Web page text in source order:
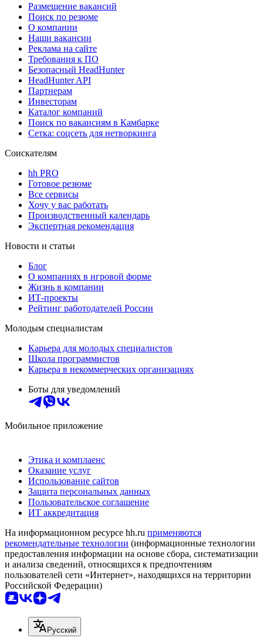
Размещение вакансий
Поиск по резюме
О компании
Наши вакансии
Реклама на сайте
Требования к ПО
Безопасный HeadHunter
HeadHunter API
Партнерам
Инвесторам
Каталог компаний
Поиск по вакансиям в Камбарке
Сетка: соцсеть для нетворкинга
Соискателям
hh PRO
Готовое резюме
Все сервисы
Хочу у вас работать
Производственный календарь
Экспертная рекомендация
Новости и статьи
Блог
О компаниях в игровой форме
Жизнь в компании
ИТ-проекты
Рейтинг работодателей России
Молодым специалистам
Карьера для молодых специалистов
Школа программистов
Карьера в некоммерческих организациях
Боты для уведомлений
Мобильное приложение
Этика и комплаенс
Оказание услуг
Использование сайтов
Защита персональных данных
Пользовательское соглашение
ИТ аккредитация
На информационном ресурсе hh.ru применяются
рекомендательные технологии (информационные технологии
предоставления информации на основе сбора, систематизации
и анализа сведений, относящихся к предпочтениям
пользователей сети «Интернет», находящихся на территории
Российской Федерации)
Русский